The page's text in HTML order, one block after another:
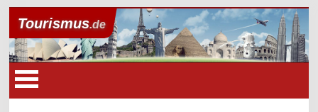
Tourismus.de